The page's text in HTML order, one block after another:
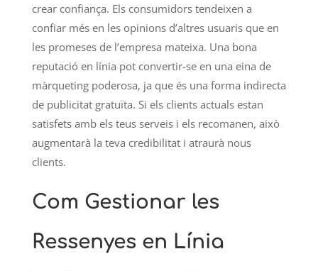
crear confiança. Els consumidors tendeixen a
confiar més en les opinions d’altres usuaris que en
les promeses de l’empresa mateixa. Una bona
reputació en línia pot convertir-se en una eina de
màrqueting poderosa, ja que és una forma indirecta
de publicitat gratuïta. Si els clients actuals estan
satisfets amb els teus serveis i els recomanen, això
augmentarà la teva credibilitat i atraurà nous
clients.
Com Gestionar les
Ressenyes en Línia